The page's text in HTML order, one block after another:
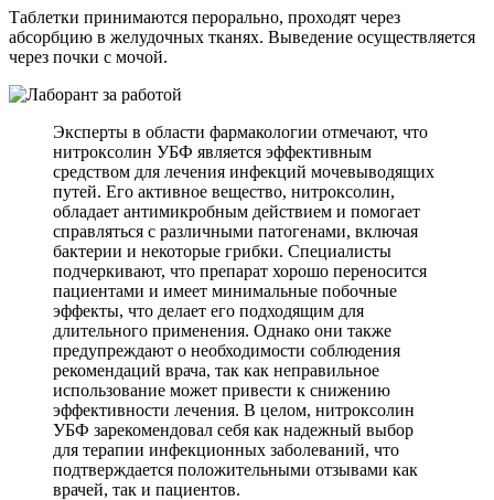
Таблетки принимаются перорально, проходят через
абсорбцию в желудочных тканях. Выведение осуществляется
через почки с мочой.
Эксперты в области фармакологии отмечают, что
нитроксолин УБФ является эффективным
средством для лечения инфекций мочевыводящих
путей. Его активное вещество, нитроксолин,
обладает антимикробным действием и помогает
справляться с различными патогенами, включая
бактерии и некоторые грибки. Специалисты
подчеркивают, что препарат хорошо переносится
пациентами и имеет минимальные побочные
эффекты, что делает его подходящим для
длительного применения. Однако они также
предупреждают о необходимости соблюдения
рекомендаций врача, так как неправильное
использование может привести к снижению
эффективности лечения. В целом, нитроксолин
УБФ зарекомендовал себя как надежный выбор
для терапии инфекционных заболеваний, что
подтверждается положительными отзывами как
врачей, так и пациентов.